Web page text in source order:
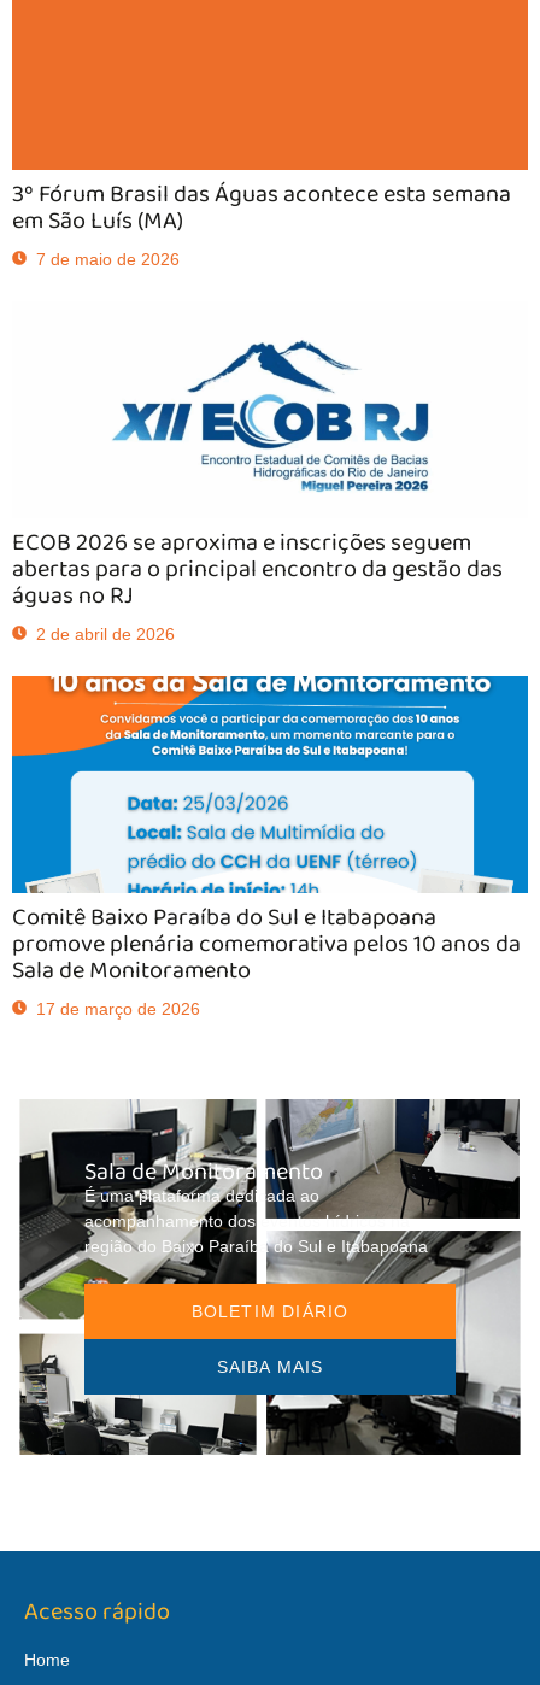
3º Fórum Brasil das Águas acontece esta semana
em São Luís (MA)
7 de maio de 2026
ECOB 2026 se aproxima e inscrições seguem
abertas para o principal encontro da gestão das
águas no RJ
2 de abril de 2026
Comitê Baixo Paraíba do Sul e Itabapoana
promove plenária comemorativa pelos 10 anos da
Sala de Monitoramento
17 de março de 2026
Sala de Monitoramento
É uma plataforma dedicada ao
acompanhamento dos eventos hídricos na
região do Baixo Paraíba do Sul e Itabapoana
BOLETIM DIÁRIO
SAIBA MAIS
Acesso rápido
Home